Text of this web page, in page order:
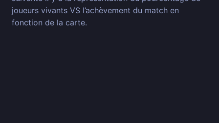
joueurs vivants VS l’achèvement du match en
fonction de la carte.